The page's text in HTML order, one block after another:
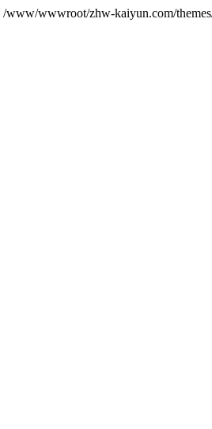
/www/wwwroot/zhw-kaiyun.com/